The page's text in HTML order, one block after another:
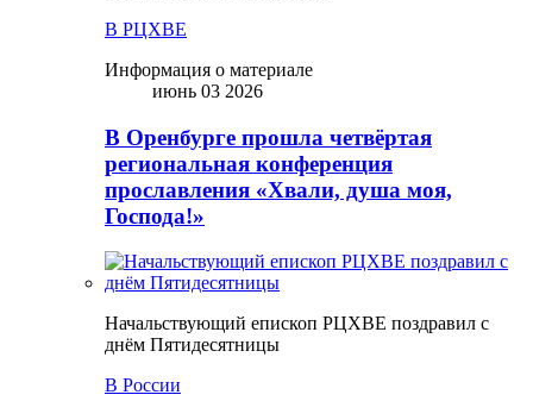
В РЦХВЕ
Информация о материале
июнь 03 2026
В Оренбурге прошла четвёртая
региональная конференция
прославления «Хвали, душа моя,
Господа!»
Начальствующий епископ РЦХВЕ поздравил с
днём Пятидесятницы
В России